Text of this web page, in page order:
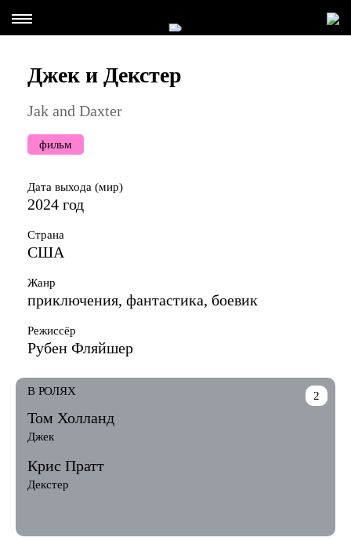
Джек и Декстер
Jak and Daxter
фильм
Дата выхода (мир)
2024 год
Страна
США
Жанр
приключения, фантастика, боевик
Режиссёр
Рубен Фляйшер
2
В РОЛЯХ
Том Холланд
Джек
Крис Пратт
Декстер